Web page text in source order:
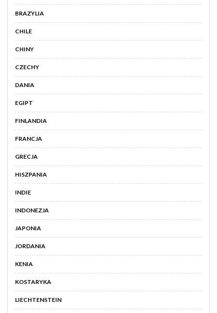
BRAZYLIA
CHILE
CHINY
CZECHY
DANIA
EGIPT
FINLANDIA
FRANCJA
GRECJA
HISZPANIA
INDIE
INDONEZJA
JAPONIA
JORDANIA
KENIA
KOSTARYKA
LIECHTENSTEIN